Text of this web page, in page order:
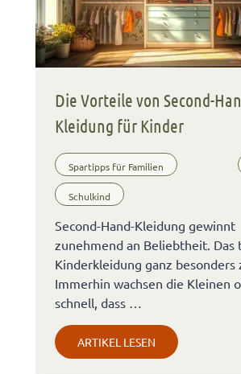
Die Vorteile von Second-
Kleidung für Kinder
Spartipps für Familien
Schulkind
Second-Hand-Kleidung gewinnt
zunehmend an Beliebtheit.
Kinderkleidung ganz besonders
Immerhin wachsen die Kleinen
schnell, dass …
ARTIKEL LESEN